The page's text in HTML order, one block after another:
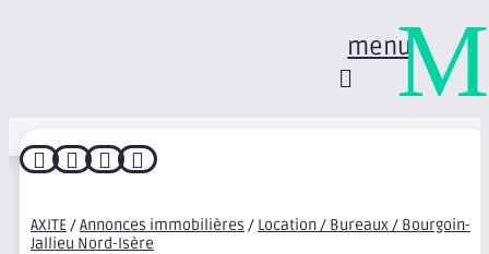
menu
   
AXITE/Annonces immobilières / Location / Bureaux / Bourgoin-
Jallieu Nord-Isère
M